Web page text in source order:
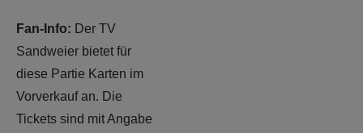
Fan-Info: Der TV
Sandweier bietet für
diese Partie Karten im
Vorverkauf an. Die
Tickets sind mit Angabe